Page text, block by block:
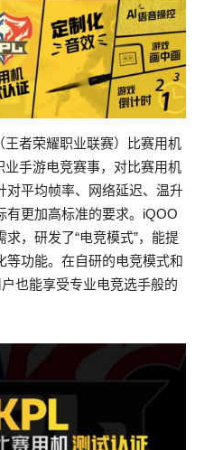
者荣耀职业联赛）比赛用机
手游电竞赛事，对比赛用机
对平均帧率、网络延迟、温升
有更加高标准的要求。iQOO
，研发了“电竞模式”，能提
等功能。在自研的电竞模式和
也能享受专业电竞选手般的